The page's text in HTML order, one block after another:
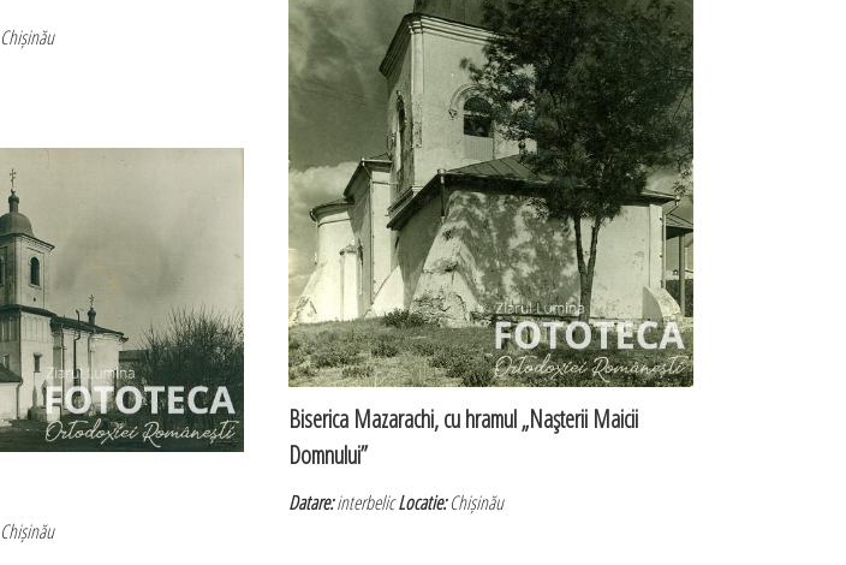
Chișinău
Biserica Mazarachi, cu hramul „Naşterii Maicii
Domnului”
Datare:interbelicLocatie:Chișinău
Chișinău